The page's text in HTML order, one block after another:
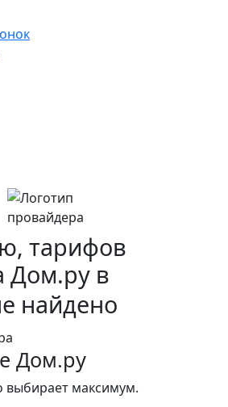
тарифов
Дом.ру в
найдено
Дом.ру
выбирает максимум.